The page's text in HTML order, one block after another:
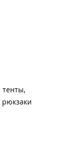
тенты